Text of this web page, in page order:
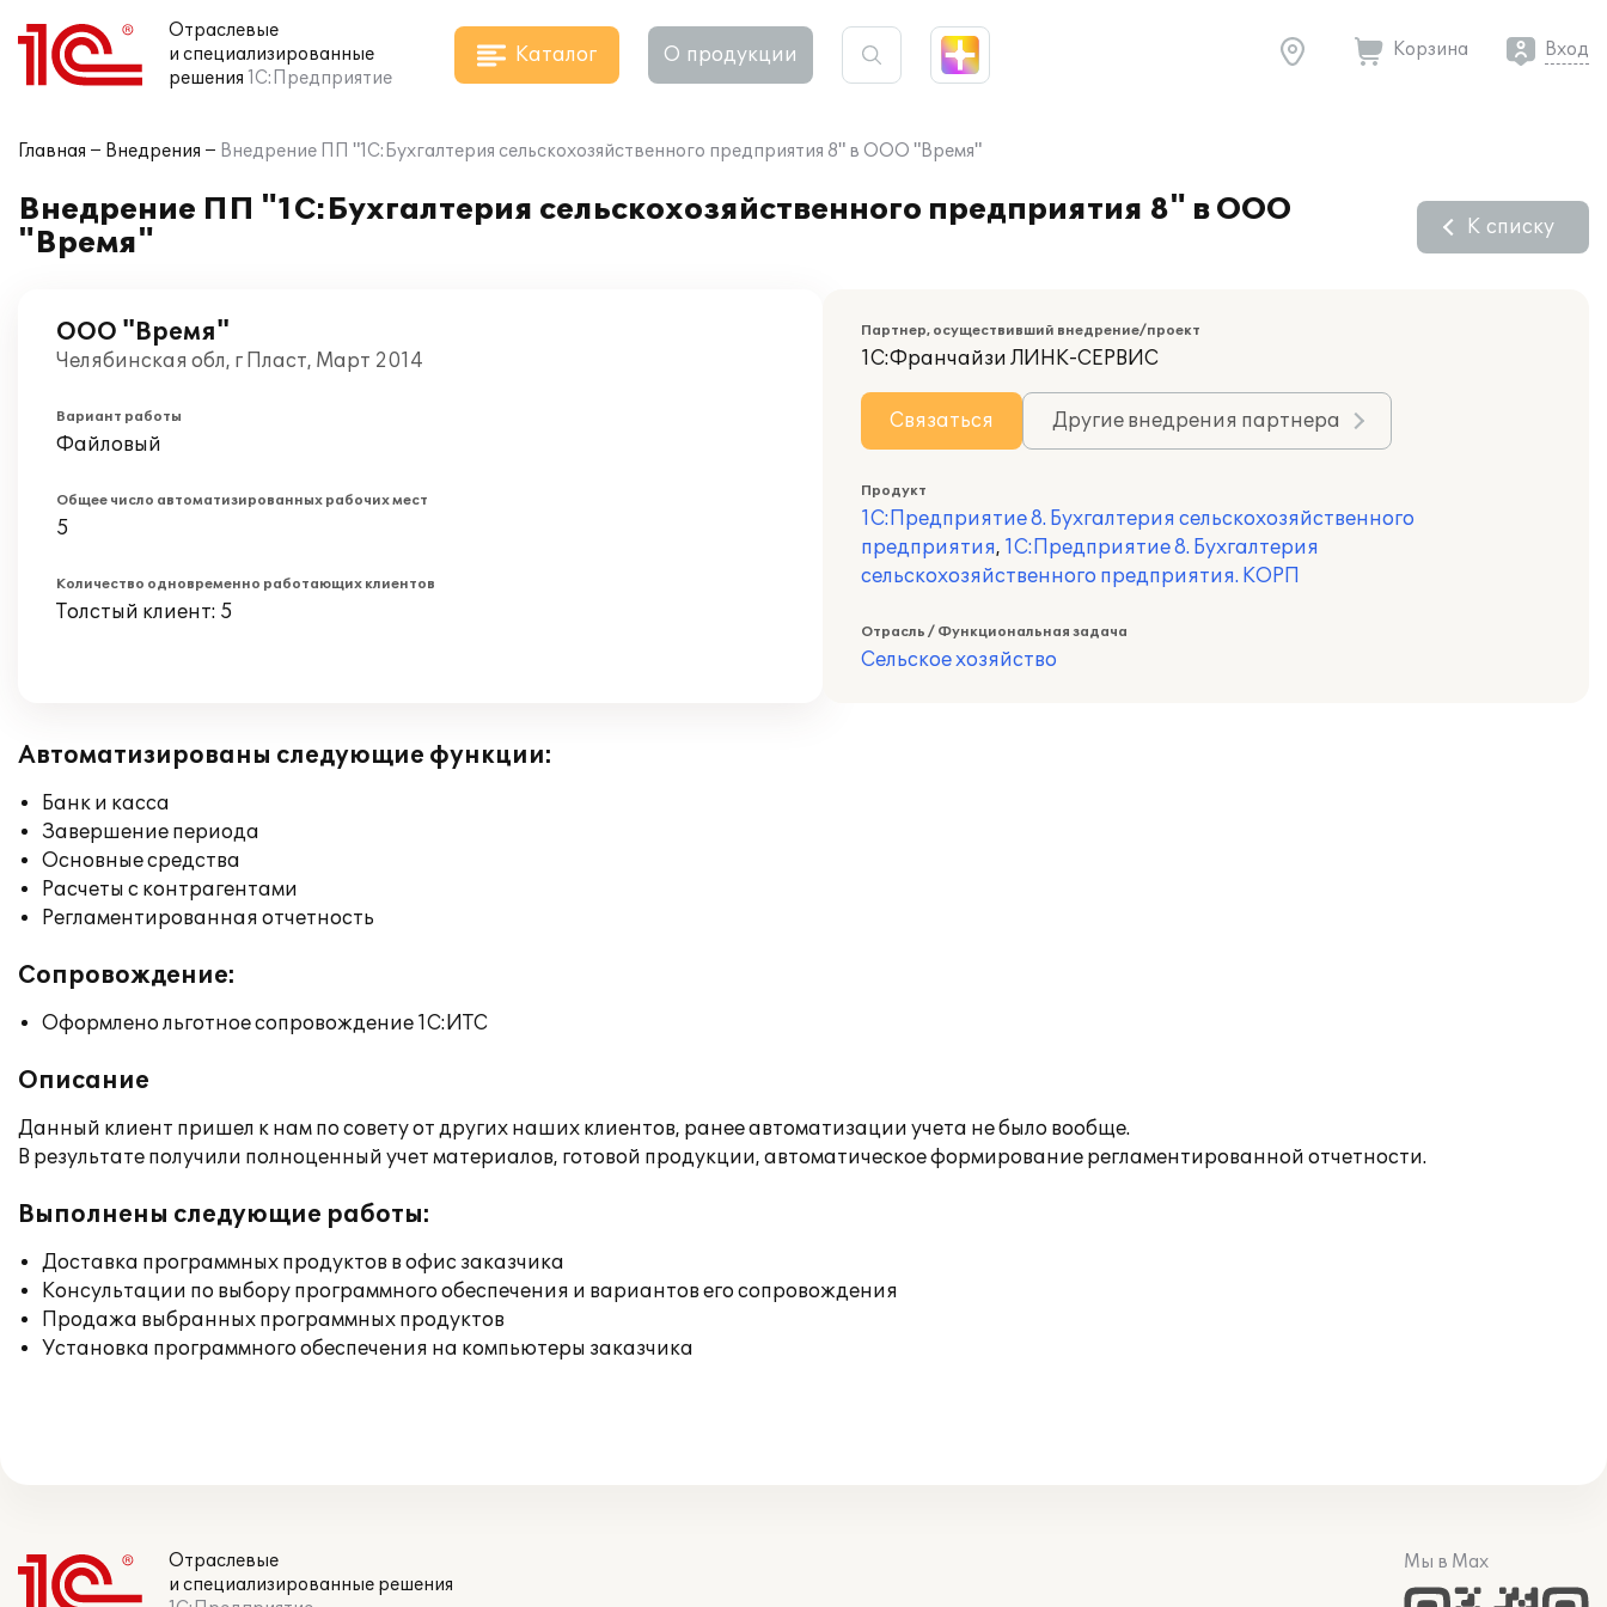
Отраслевые
и специализированные
решения 1С:Предприятие
Каталог О продукции Корзина Вход
Главная Внедрения Внедрение ПП "1С:Бухгалтерия сельскохозяйственного предприятия 8" в ООО "Время"
Внедрение ПП "1С:Бухгалтерия сельскохозяйственного предприятия 8" в ООО
"Время"
К списку
ООО "Время"
Челябинская обл, г Пласт, Март 2014
Вариант работы
Файловый
Общее число автоматизированных рабочих мест
5
Количество одновременно работающих клиентов
Толстый клиент: 5
Партнер, осуществивший внедрение/проект
1С:Франчайзи ЛИНК-СЕРВИС
Связаться Другие внедрения партнера
Продукт
1С:Предприятие 8. Бухгалтерия сельскохозяйственного
предприятия, 1С:Предприятие 8. Бухгалтерия
сельскохозяйственного предприятия. КОРП
Отрасль / Функциональная задача
Сельское хозяйство
Автоматизированы следующие функции:
Банк и касса
Завершение периода
Основные средства
Расчеты с контрагентами
Регламентированная отчетность
Сопровождение:
Оформлено льготное сопровождение 1С:ИТС
Описание
Данный клиент пришел к нам по совету от других наших клиентов, ранее автоматизации учета не было вообще.
В результате получили полноценный учет материалов, готовой продукции, автоматическое формирование регламентированной отчетности.
Выполнены следующие работы:
Доставка программных продуктов в офис заказчика
Консультации по выбору программного обеспечения и вариантов его сопровождения
Продажа выбранных программных продуктов
Установка программного обеспечения на компьютеры заказчика
Отраслевые
и специализированные решения
Мы в Max